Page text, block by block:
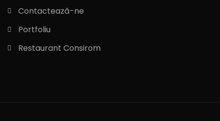
Contactează-ne
Portfoliu
Restaurant Consirom